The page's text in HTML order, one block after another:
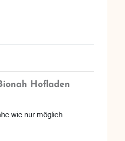
Hofladen
wie nur möglich